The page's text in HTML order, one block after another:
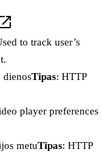
to track user’s
dienosTipas: HTTP
player preferences
metuTipas: HTTP